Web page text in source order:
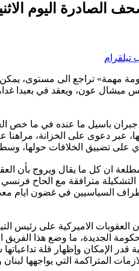
اليوم الاثنين ٩ تشرين الثاني
تيلقرام
مهمة» تراجع الى مستوى،
ميشال عون، ويعقد في
جبران باسيل ما عنده في ما خص
عبر دعوى على الخزانة،
تضييق الخلافات حولها، وسط
ان كل ما يقال ويروج بأن
مترافقة مع الحاح
السياسيين في غضون ايام
الاميركية على رئيس
الجديدة، ما وضع هذا الفريق
قدر الإمكان وإظهار قلة
المتراكمة التي يواجهها